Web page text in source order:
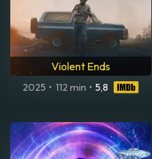
Violent Ends
2025 • 112 min • 5,8